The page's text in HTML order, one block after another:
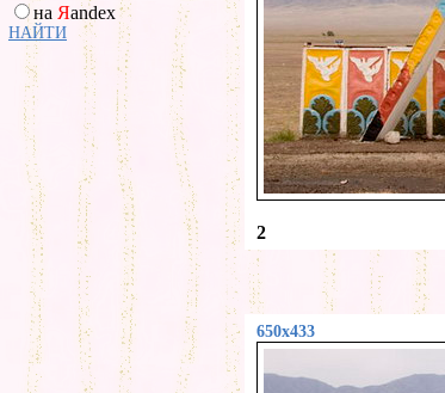
на Яandex
НАЙТИ
2
650x433